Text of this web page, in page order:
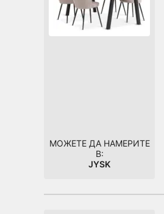
МОЖЕТЕ ДА НАМЕРИТЕ
В:
JYSK